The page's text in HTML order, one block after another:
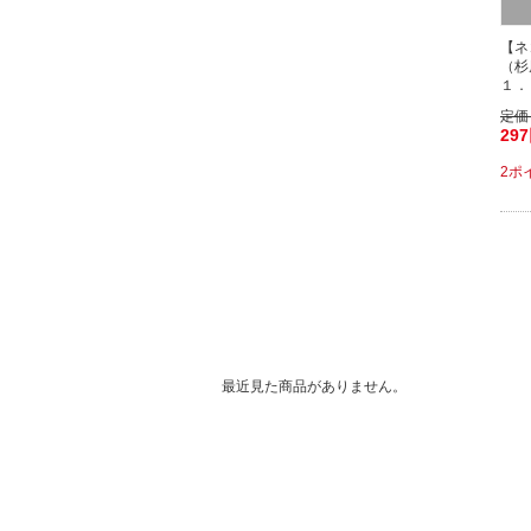
【
（
１
定
297
2ポ
最近見た商品がありません。